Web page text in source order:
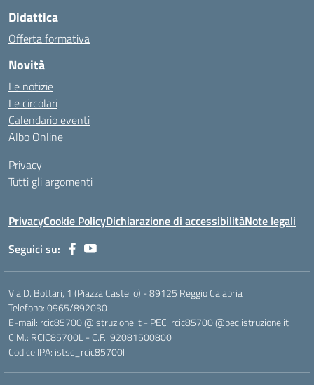
Didattica
Offerta formativa
Novità
Le notizie
Le circolari
Calendario eventi
Albo Online
Privacy
Tutti gli argomenti
PrivacyCookie PolicyDichiarazione di accessibilitàNote legali
Seguici su:
Via D. Bottari, 1 (Piazza Castello) - 89125 Reggio Calabria
Telefono: 0965/892030
E-mail: rcic85700l@istruzione.it - PEC: rcic85700l@pec.istruzione.it
C.M.: RCIC85700L - C.F.: 92081500800
Codice IPA: istsc_rcic85700l